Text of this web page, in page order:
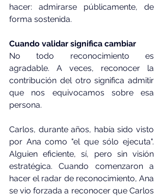
hacer: admirarse públicamente, de
forma sostenida.
Cuando validar significa cambiar
No todo reconocimiento es
agradable. A veces, reconocer la
contribución del otro significa admitir
que nos equivocamos sobre esa
persona.
Carlos, durante años, había sido visto
por Ana como "el que sólo ejecuta".
Alguien eficiente, sí, pero sin visión
estratégica. Cuando comenzaron a
hacer el radar de reconocimiento, Ana
se vio forzada a reconocer que Carlos